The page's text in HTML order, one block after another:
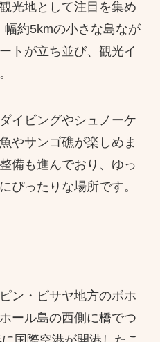
光地として注目を集め
約5kmの小さな島なが
トが立ち並び、観光イ
イビングやシュノーケ
やサンゴ礁が楽しめま
備も進んでおり、ゆっ
ぴったりな場所です。
ン・ビサヤ地方のボホ
ール島の西側に橋でつ